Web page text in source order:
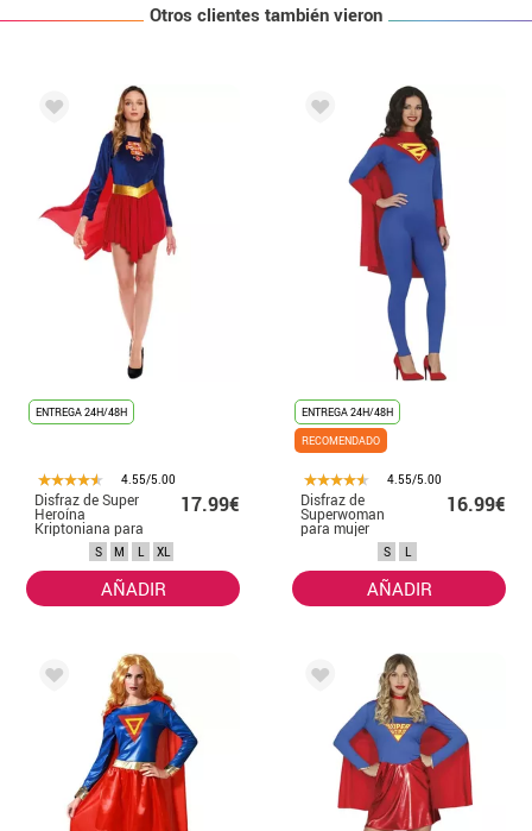
Otros clientes también vieron
ENTREGA 24H/48H
4.55/5.00
Disfraz de Super
Heroína
Kriptoniana para
mujer
17.99€
S M L XL
AÑADIR
ENTREGA 24H/48H
RECOMENDADO
4.55/5.00
Disfraz de
Superwoman
para mujer
16.99€
S L
AÑADIR